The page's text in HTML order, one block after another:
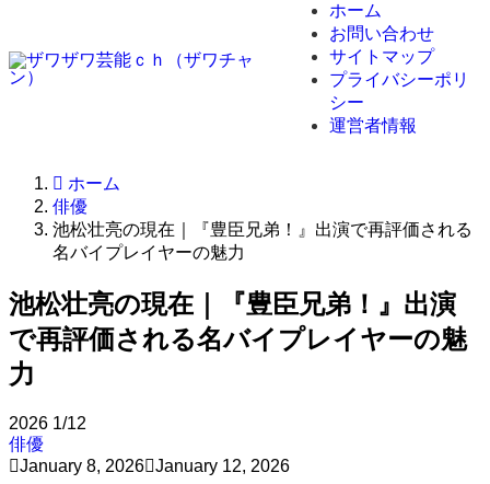
ホーム
お問い合わせ
サイトマップ
プライバシーポリ
シー
運営者情報
ホーム
俳優
池松壮亮の現在｜『豊臣兄弟！』出演で再評価される
名バイプレイヤーの魅力
池松壮亮の現在｜『豊臣兄弟！』出演
で再評価される名バイプレイヤーの魅
力
2026 1/12
俳優
January 8, 2026 January 12, 2026